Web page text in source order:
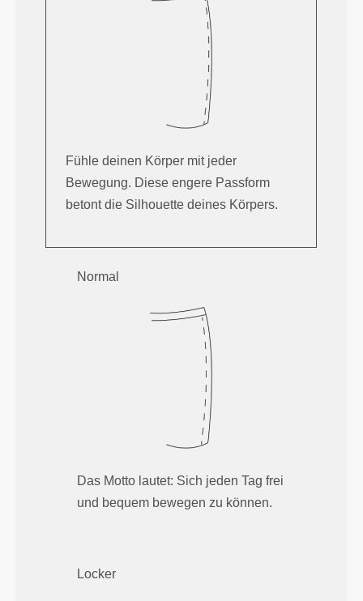
Fühle deinen Körper mit jeder
Bewegung. Diese engere Passform
betont die Silhouette deines Körpers.
Normal
Das Motto lautet: Sich jeden Tag frei
und bequem bewegen zu können.
Locker